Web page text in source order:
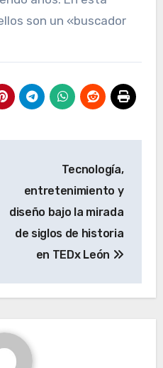
son un «buscador
Tecnología,
entretenimiento y
diseño bajo la mirada
de siglos de historia
en TEDx León